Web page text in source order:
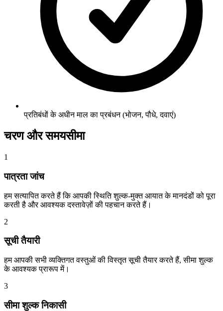
प्रतिबंधों के अधीन माल का प्रबंधन (भोजन, पौधे, दवाएं)
चरण और समयसीमा
1
पात्रता जांच
हम सत्यापित करते हैं कि आपकी स्थिति शुल्क-मुक्त आयात के मानदंडों को पूरा
करती है और आवश्यक दस्तावेज़ों की पहचान करते हैं।
2
सूची तैयारी
हम आपकी सभी व्यक्तिगत वस्तुओं की विस्तृत सूची तैयार करते हैं, सीमा शुल्क
के आवश्यक प्रारूप में।
3
सीमा शुल्क निकासी